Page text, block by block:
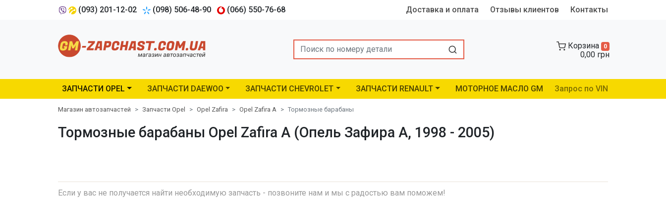
(093) 201-12-02 (098) 506-48-90 (066) 550-76-68 Доставка и оплата Отзывы клиентов Контакты
Search Корзина 0
0,00 грн
ЗАПЧАСТИ OPEL ЗАПЧАСТИ DAEWOO ЗАПЧАСТИ CHEVROLET ЗАПЧАСТИ RENAULT МОТОРНОЕ МАСЛО GM Запрос по VIN
Магазин автозапчастей Запчасти Opel Opel Zafira Opel Zafira A Тормозные барабаны
Тормозные барабаны Opel Zafira A (Опель Зафира A, 1998 - 2005)
Если у вас не получается найти необходимую запчасть - позвоните нам и мы с радостью вам поможем!